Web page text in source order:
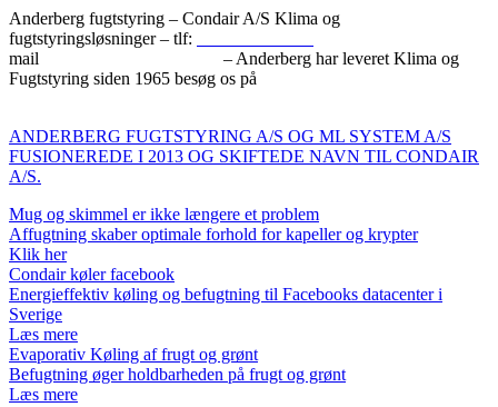
Anderberg fugtstyring – Condair A/S Klima og
fugtstyringsløsninger – tlf:
mail
– Anderberg har leveret Klima og
Fugtstyring siden 1965 besøg os på
ANDERBERG FUGTSTYRING A/S OG ML SYSTEM A/S
FUSIONEREDE I 2013 OG SKIFTEDE NAVN TIL CONDAIR
A/S.
Mug og skimmel er ikke længere et problem
Affugtning skaber optimale forhold for kapeller og krypter
Klik her
Condair køler facebook
Energieffektiv køling og befugtning til Facebooks datacenter i
Sverige
Læs mere
Evaporativ Køling af frugt og grønt
Befugtning øger holdbarheden på frugt og grønt
Læs mere